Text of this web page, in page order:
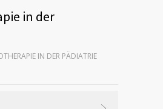
in der
IN DER PÄDIATRIE